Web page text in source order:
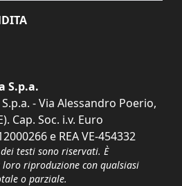
S.p.a.
- Via Alessandro Poerio,
Cap. Soc. i.v. Euro
e REA VE-454332
testi sono riservati. È
riproduzione con qualsiasi
o parziale.